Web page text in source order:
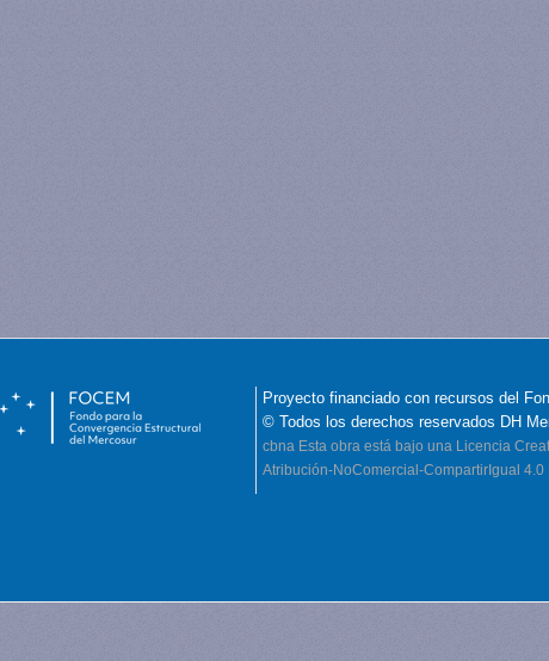
Proyecto financiado con recursos del
© Todos los derechos reservados DH
cbna Esta obra está bajo una Licencia
Atribución-NoComercial-CompartirIgual 4.0